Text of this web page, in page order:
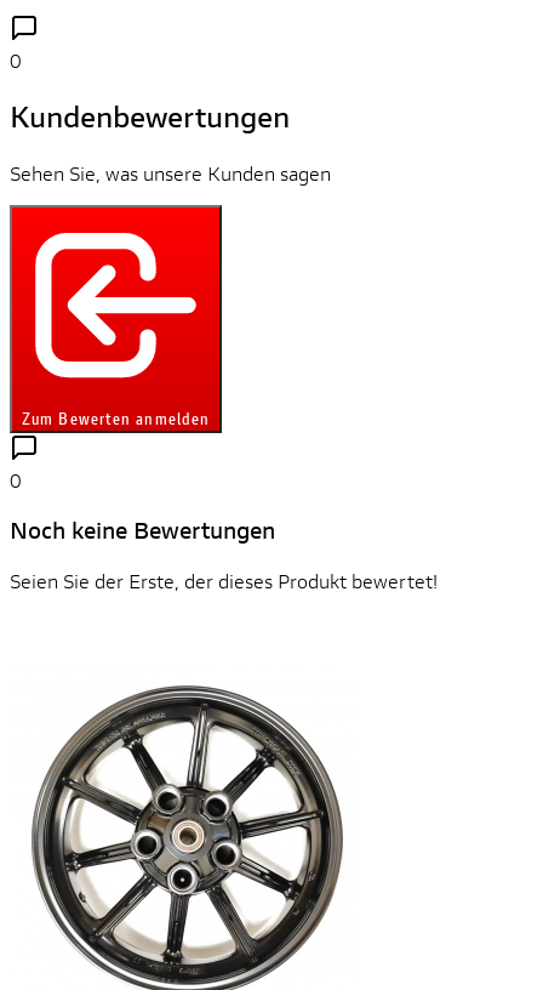
0
Kundenbewertungen
Sehen Sie, was unsere Kunden sagen
Zum Bewerten anmelden
0
Noch keine Bewertungen
Seien Sie der Erste, der dieses Produkt bewertet!